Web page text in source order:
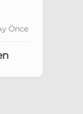
Önce